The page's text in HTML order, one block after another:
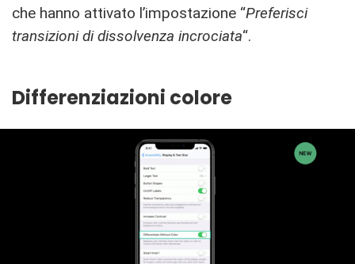
che hanno attivato l’impostazione “Preferisci
transizioni di dissolvenza incrociata“.
Differenziazioni colore